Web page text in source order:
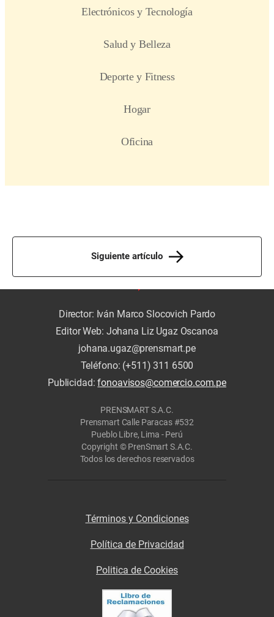
Siguiente artículo
Director: Iván Marco Slocovich Pardo
Editor Web: Johana Liz Ugaz Oscanoa
johana.ugaz@prensmart.pe
Teléfono: (+511) 311 6500
Publicidad:fonoavisos@comercio.com.pe
PRENSMART S.A.C.
Prensmart Calle Paracas #532
Pueblo Libre, Lima - Perú
Copyright © PrenSmart S.A.C.
Todos los derechos reservados
Términos y Condiciones
Política de Privacidad
Politica de Cookies